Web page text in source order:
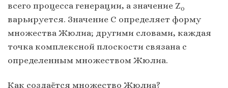
всего процесса генерации, а значение Z0
варьируется. Значение C определяет форму
множества Жюлиа; другими словами, каждая
точка комплексной плоскости связана с
определенным множеством Жюлиа.
Как создаётся множество Жюлиа?